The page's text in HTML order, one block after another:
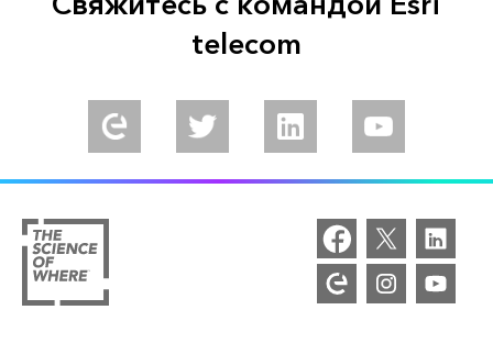
telecom
Experience Esri Community
Follow us on TwitterConnect with us on LinkedIn
Follow us on